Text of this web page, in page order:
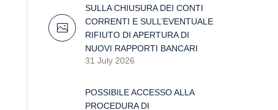
SULLA CHIUSURA DEI CONTI
CORRENTI E SULL’EVENTUALE
RIFIUTO DI APERTURA DI
NUOVI RAPPORTI BANCARI
31 July 2026
POSSIBILE ACCESSO ALLA
PROCEDURA DI